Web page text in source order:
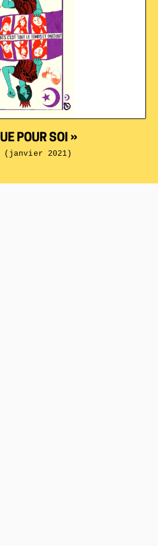
POUR SOI »
(janvier 2021)